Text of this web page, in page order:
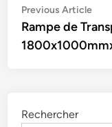
Navigation
de
l’article
Previous Article
Rampe de
Rechercher